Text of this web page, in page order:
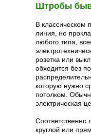
Штробы
В классическом
линия, но
любого типа,
розетка или
обходится без
которую нужно
потолком.
электрическая
Соответственно
круглой или